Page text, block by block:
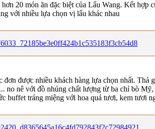
20 món ăn đặc biệt của Lẩu Wang. Kết
với nhiều lựa chọn vị lẩu khác nhau
được nhiều khách hàng lựa chọn nhất. Thả
no nê với đồ nhúng chất lượng từ ba chỉ bò
buffet tráng miệng với hoa quả tươi, kem tươi